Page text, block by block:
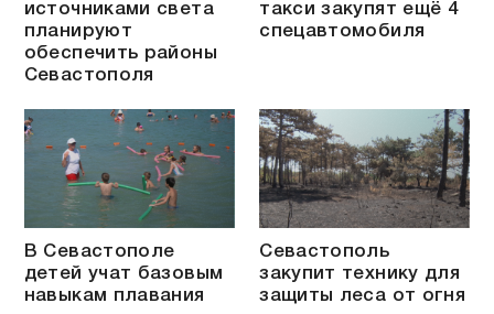
источниками света
планируют
обеспечить районы
Севастополя
такси закупят ещё 4
спецавтомобиля
В Севастополе
детей учат базовым
навыкам плавания
Севастополь
закупит технику для
защиты леса от огня